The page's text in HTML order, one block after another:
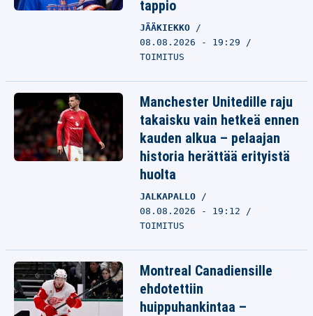
tappio
JÄÄKIEKKO
08.08.2026 - 19:29
TOIMITUS
Manchester Unitedille raju
takaisku vain hetkeä ennen
kauden alkua – pelaajan
historia herättää erityistä
huolta
JALKAPALLO
08.08.2026 - 19:12
TOIMITUS
Montreal Canadiensille
ehdotettiin
huippuhankintaa –